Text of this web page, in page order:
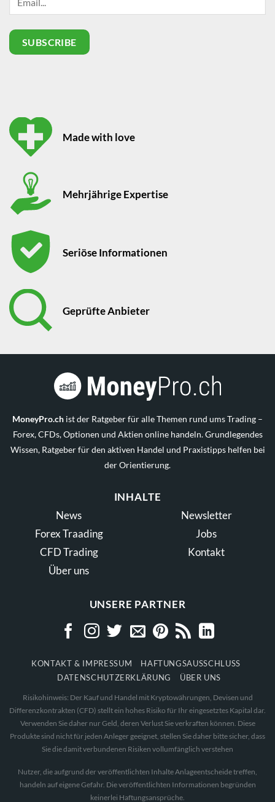
Made with love
Mehrjährige Expertise
Seriöse Informationen
Geprüfte Anbieter
MoneyPro.ch ist der Ratgeber für alle Themen rund ums Trading –
Forex, CFDs, Optionen und Aktien online handeln. Grundlegendes
Wissen, Ratgeber für den aktiven Handel und Praxistipps helfen bei
der Orientierung.
INHALTE
News
Forex Traading
CFD Trading
Über uns
Newsletter
Jobs
Kontakt
UNSERE PARTNER
KONTAKT & IMPRESSUM
HAFTUNGSAUSSCHLUSS
DATENSCHUTZERKLÄRUNG
ÜBER UNS
Risikohinweis: Der Kauf und Handel mit Kryptowährungen, Devisen und
Differenzkontrakten (CFD) stellt ein hohes Risiko für Ihr eingesetztes Kapital dar.
Verwenden Sie daher nur Geld, deren Verlust Sie verkraften können. Diese
Produkte sind nicht für jeden Anleger geeignet, stellen Sie daher bitte sicher, dass
Sie die damit verbundenen Risiken vollumfänglich verstehen
Nutzer, die aufgrund der veröffentlichten Inhalte Anlageentscheide treffen,
handeln auf eigene Gefahr. Die veröffentlichten Informationen begründen
keinerlei Haftungsansprüche.